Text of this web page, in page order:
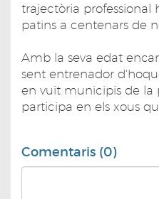
trajectòria professional
patins a centenars de
Amb la seva edat
sent entrenador
en vuit municipis de la
participa en els xous
Comentaris (0)